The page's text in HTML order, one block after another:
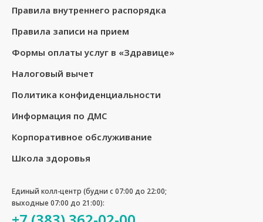
Правила внутреннего распорядка
Правила записи на прием
Формы оплаты услуг в «Здравице»
Налоговый вычет
Политика конфиденциальности
Информация по ДМС
Корпоративное обслуживание
Школа здоровья
Единый колл-центр (будни с 07:00 до 22:00;
выходные 07:00 до 21:00):